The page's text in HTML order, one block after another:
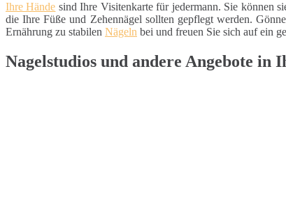
Ihre Hände sind Ihre Visitenkarte für jedermann. Sie können
die Ihre Füße und Zehennägel sollten gepflegt werden.
Ernährung zu stabilen Nägeln bei und freuen Sie sich auf ein
Nagelstudios und andere Angebote in